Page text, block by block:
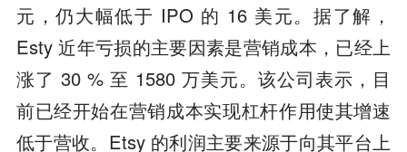
元，仍大幅低于 IPO 的 16 美元。据了解，
Esty 近年亏损的主要因素是营销成本，已经上
涨了 30 % 至 1580 万美元。该公司表示，目
前已经开始在营销成本实现杠杆作用使其增速
低于营收。Etsy 的利润主要来源于向其平台上